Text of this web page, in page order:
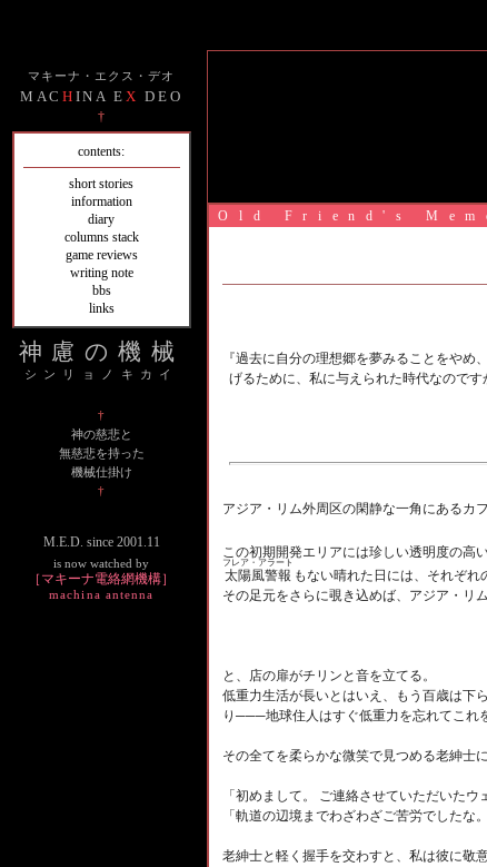
マキーナ・エクス・デオ
MAC H INA EX DEO
†
contents:
short stories
information
diary
columns stack
game reviews
writing note
bbs
links
神慮の機械
シンリョノキカイ
†
神の慈悲と
無慈悲を持った
機械仕掛け
†
M.E.D. since 2001.11
is now watched by
［マキーナ電絡網機構］
machina antenna
Old Friend's
『過去に自分の理想郷を夢みることをや
げるために、私に与えられた時代なのです
アジア・リム外周区の閑静な一角にあるカ
この初期開発エリアには珍しい透明度の高
太陽風警報
フレア・アラート
もない晴れた日には、それぞれ
その足元をさらに覗き込めば、アジア・リ
と、店の扉がチリンと音を立てる。
低重力生活が長いとはいえ、もう百歳は下
り ───地球住人はすぐ低重力を忘れてこれ
その全てを柔らかな微笑で見つめる老紳士
「初めまして。 ご連絡させていただいたウ
「軌道の辺境までわざわざご苦労でしたな
老紳士と軽く握手を交わすと、私は彼に敬